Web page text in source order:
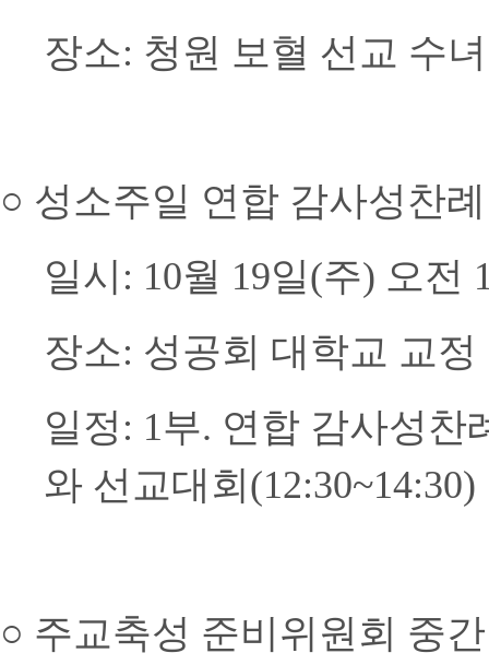
장소: 청원 보혈 선교 수
○ 성소주일 연합 감사성찬
일시: 10월 19일(주) 오전
장소: 성공회 대학교 교정
일정: 1부. 연합 감사성찬
와 선교대회(12:30~14:30)
○ 주교축성 준비위원회 중